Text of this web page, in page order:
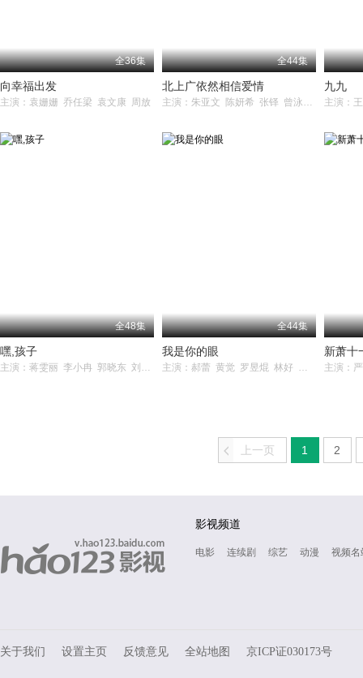
全36集
向幸福出发
主演：袁姗姗 乔任梁 袁文康 周放
全44集
北上广依然相信爱情
主演：朱亚文 陈妍希 张铎 曾泳醍 王新 李依玲 黄超 马灿灿
九九
全48集
嘿,孩子
主演：蒋雯丽 李小冉 郭晓东 刘天佐 齐溪 韩青
全44集
我是你的眼
主演：郝蕾 黄觉 罗昱焜 林好 张英 钱波 荣蓉 杜源 游涌 李政熹
新萧十
上一页
< 1 2
影视频道
电影 连续剧 综艺 动漫 视频名
关于我们 设置主页 反馈意见 全站地图 京ICP证030173号